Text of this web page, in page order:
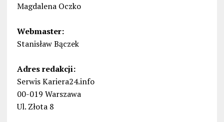
Magdalena Oczko
Webmaster:
Stanisław Bączek
Adres redakcji:
Serwis Kariera24.info
00-019 Warszawa
Ul. Złota 8